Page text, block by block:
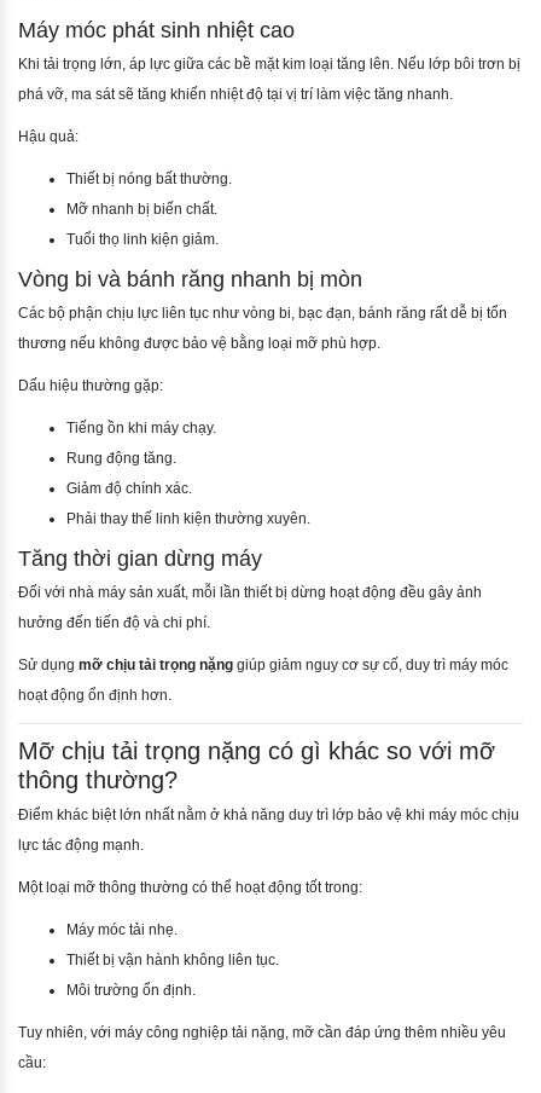
Máy móc phát sinh nhiệt cao
Khi tải trọng lớn, áp lực giữa các bề mặt kim loại tăng lên. Nếu lớp bôi trơn bị
phá vỡ, ma sát sẽ tăng khiến nhiệt độ tại vị trí làm việc tăng nhanh.
Hậu quả:
Thiết bị nóng bất thường.
Mỡ nhanh bị biến chất.
Tuổi thọ linh kiện giảm.
Vòng bi và bánh răng nhanh bị mòn
Các bộ phận chịu lực liên tục như vòng bi, bạc đạn, bánh răng rất dễ bị tổn
thương nếu không được bảo vệ bằng loại mỡ phù hợp.
Dấu hiệu thường gặp:
Tiếng ồn khi máy chạy.
Rung động tăng.
Giảm độ chính xác.
Phải thay thế linh kiện thường xuyên.
Tăng thời gian dừng máy
Đối với nhà máy sản xuất, mỗi lần thiết bị dừng hoạt động đều gây ảnh
hưởng đến tiến độ và chi phí.
Sử dụng mỡ chịu tải trọng nặng giúp giảm nguy cơ sự cố, duy trì máy móc
hoạt động ổn định hơn.
Mỡ chịu tải trọng nặng có gì khác so với mỡ
thông thường?
Điểm khác biệt lớn nhất nằm ở khả năng duy trì lớp bảo vệ khi máy móc chịu
lực tác động mạnh.
Một loại mỡ thông thường có thể hoạt động tốt trong:
Máy móc tải nhẹ.
Thiết bị vận hành không liên tục.
Môi trường ổn định.
Tuy nhiên, với máy công nghiệp tải nặng, mỡ cần đáp ứng thêm nhiều yêu
cầu: